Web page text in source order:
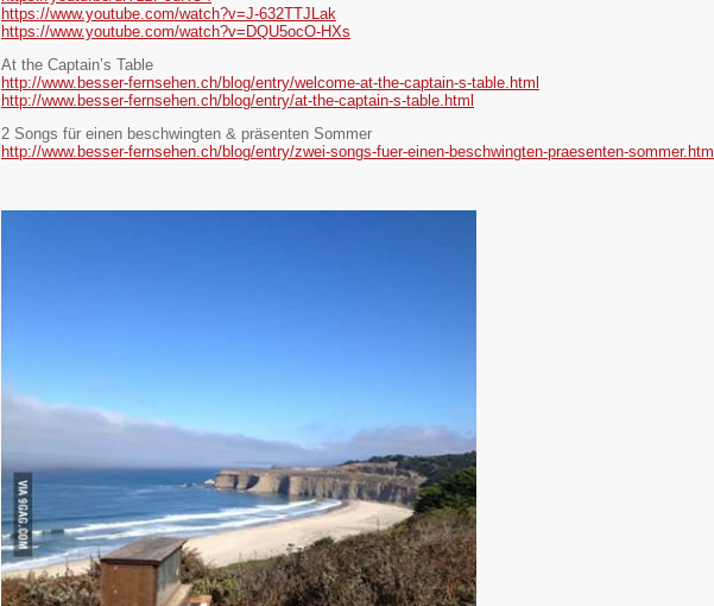
https://www.youtube.com/watch?v=J-632TTJLak
https://www.youtube.com/watch?v=DQU5ocO-HXs
At the Captain’s Table
http://www.besser-fernsehen.ch/blog/entry/welcome-at-the-captain-s-table.html
http://www.besser-fernsehen.ch/blog/entry/at-the-captain-s-table.html
2 Songs für einen beschwingten & präsenten Sommer
http://www.besser-fernsehen.ch/blog/entry/zwei-songs-fuer-einen-beschwingten-praesenten-sommer.html